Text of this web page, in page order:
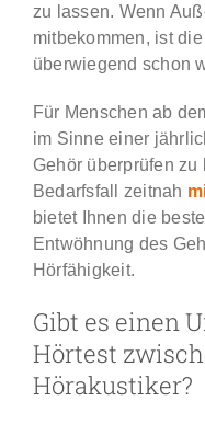
zu lassen. Wenn
mitbekommen, ist
überwiegend schon
Für Menschen ab
im Sinne einer
Gehör überprüfen
Bedarfsfall zeitnah
bietet Ihnen die
Entwöhnung des
Hörfähigkeit.
Gibt es einen
Hörtest
Hörakustiker?